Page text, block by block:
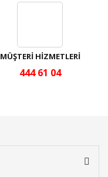
MÜŞTERİ HİZMETLERİ
444 61 04